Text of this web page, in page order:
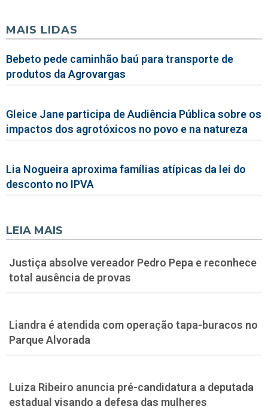
MAIS LIDAS
Bebeto pede caminhão baú para transporte de
produtos da Agrovargas
Gleice Jane participa de Audiência Pública sobre os
impactos dos agrotóxicos no povo e na natureza
Lia Nogueira aproxima famílias atípicas da lei do
desconto no IPVA
LEIA MAIS
Justiça absolve vereador Pedro Pepa e reconhece
total ausência de provas
Liandra é atendida com operação tapa-buracos no
Parque Alvorada
Luiza Ribeiro anuncia pré-candidatura a deputada
estadual visando a defesa das mulheres